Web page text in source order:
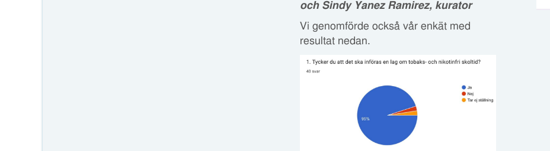
och Sindy Yanez Ramirez, kurator
Vi genomförde också vår enkät med
resultat nedan.